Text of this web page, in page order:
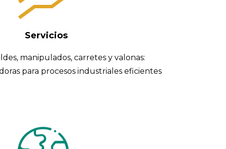
Servicios
manipulados, carretes y valonas:
para procesos industriales eficientes